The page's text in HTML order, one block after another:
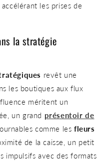
les prises de
la stratégie
revêt une
les boutiques aux flux
méritent un
un grand présentoir de
comme lesfleurs
de la caisse, un petit
impulsifs avec des formats